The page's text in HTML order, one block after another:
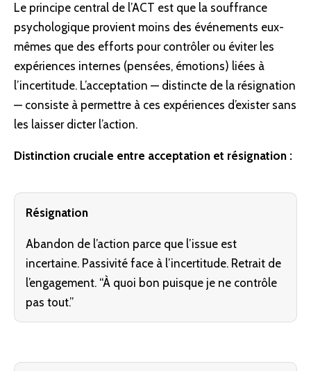
Le principe central de l’ACT est que la souffrance
psychologique provient moins des événements eux-
mêmes que des efforts pour contrôler ou éviter les
expériences internes (pensées, émotions) liées à
l’incertitude. L’acceptation — distincte de la résignation
— consiste à permettre à ces expériences d’exister sans
les laisser dicter l’action.
Distinction cruciale entre acceptation et résignation :
Résignation
Abandon de l’action parce que l’issue est
incertaine. Passivité face à l’incertitude. Retrait de
l’engagement. “À quoi bon puisque je ne contrôle
pas tout.”